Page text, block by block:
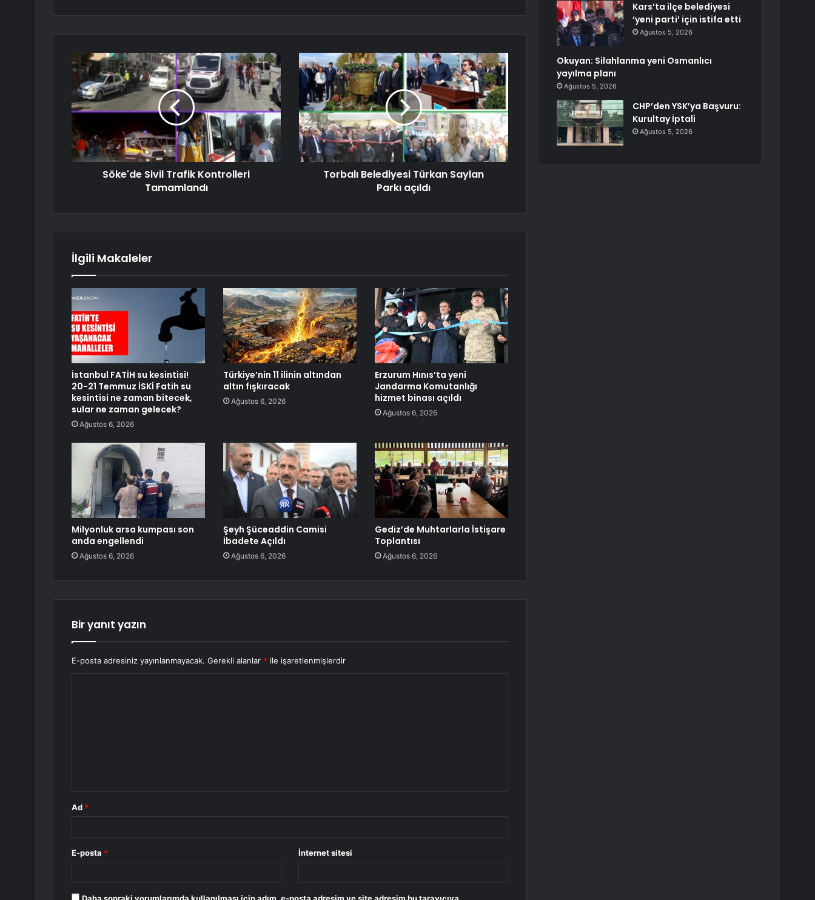
Söke'de Sivil Trafik Kontrolleri
Tamamlandı
Torbalı Belediyesi Türkan Saylan
Parkı açıldı
İlgili Makaleler
İstanbul FATİH su kesintisi!
20-21 Temmuz İSKİ Fatih su
kesintisi ne zaman bitecek,
sular ne zaman gelecek?
Ağustos 6, 2026
Türkiye’nin 11 ilinin altından
altın fışkıracak
Ağustos 6, 2026
Erzurum Hınıs’ta yeni
Jandarma Komutanlığı
hizmet binası açıldı
Ağustos 6, 2026
Milyonluk arsa kumpası son
anda engellendi
Ağustos 6, 2026
Şeyh Şüceaddin Camisi
İbadete Açıldı
Ağustos 6, 2026
Gediz’de Muhtarlarla İstişare
Toplantısı
Ağustos 6, 2026
Bir yanıt yazın
E-posta adresiniz yayınlanmayacak. Gerekli alanlar * ile işaretlenmişlerdir
Ad *
E-posta * İnternet sitesi
Kars’ta ilçe belediyesi
‘yeni parti’ için istifa etti
Ağustos 5, 2026
Okuyan: Silahlanma yeni Osmanlıcı
yayılma planı
Ağustos 5, 2026
CHP’den YSK’ya Başvuru:
Kurultay İptali
Ağustos 5, 2026